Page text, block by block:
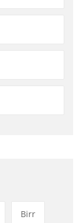
Birr